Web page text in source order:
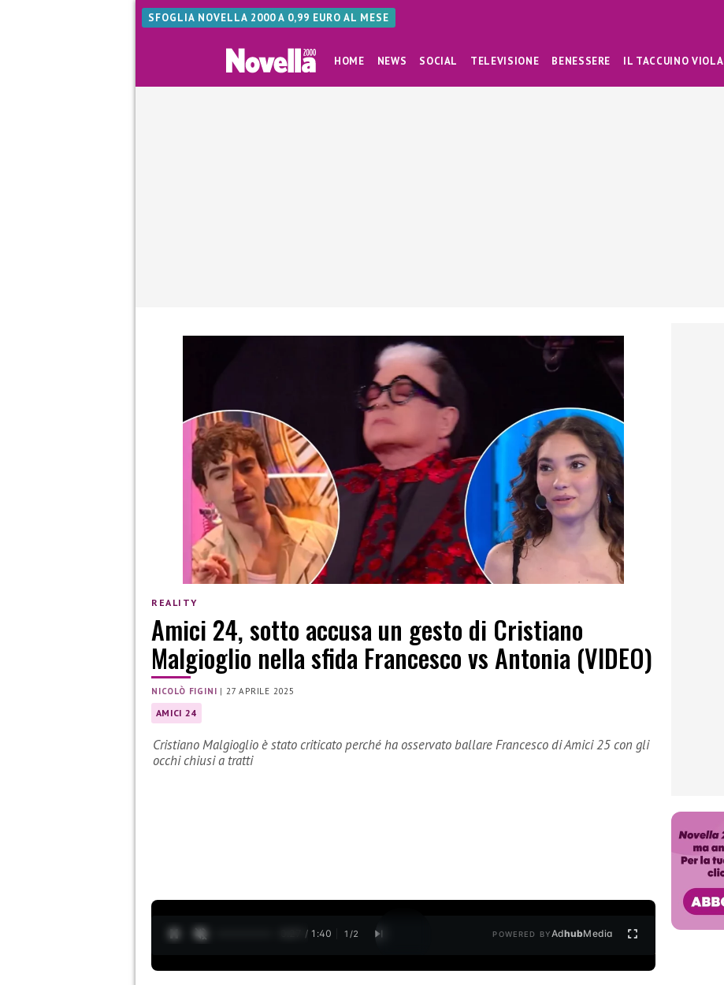
SFOGLIA NOVELLA 2000 A 0,99 EURO AL MESE
HOME NEWS SOCIAL TELEVISIONE BENESSERE IL TACCUINO VIOLA
REALITY
Amici 24, sotto accusa un gesto di Cristiano
Malgioglio nella sfida Francesco vs Antonia (VIDEO)
NICOLÒ FIGINI | 27 APRILE 2025
AMICI 24
Cristiano Malgioglio è stato criticato perché ha osservato ballare Francesco di Amici 25 con gli
occhi chiusi a tratti
0:28 / 1:40 1 /2 POWERED BYAdhubMedia